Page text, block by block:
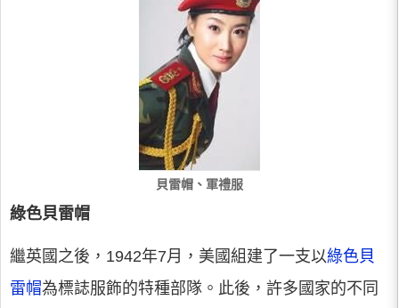
貝雷帽、軍禮服
綠色貝雷帽
繼英國之後，1942年7月，美國組建了一支以綠色貝
雷帽為標誌服飾的特種部隊。此後，許多國家的不同